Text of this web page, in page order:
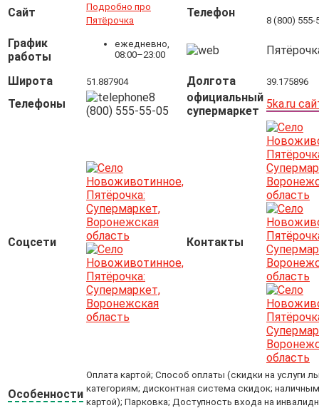
Сайт
Подробно про
Пятёрочка
Телефон
8 (800) 555-
График
работы
ежедневно,
08:00–23:00
Широта 51.887904 Долгота 39.175896
Телефоны
8
(800) 555-55-05
официальный
супермаркет
5ka.ru
Соцсети Контакты
Особенности
Оплата картой; Способ оплаты (скидки на услуги
категориям; дисконтная система скидок;
картой); Парковка; Доступность входа на